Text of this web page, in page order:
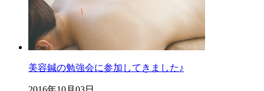
美容鍼の勉強会に参加してきました♪